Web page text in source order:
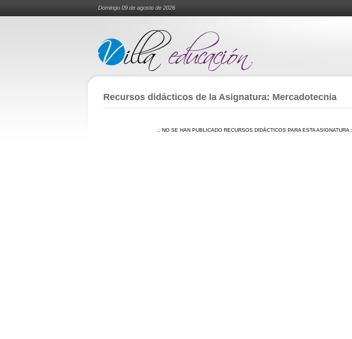
Domingo 09 de agosto de 2026
Recursos didácticos de la Asignatura: Mercadotecnia
.: NO SE HAN PUBLICADO RECURSOS DIDÁCTICOS PARA ESTA ASIGNATURA :.